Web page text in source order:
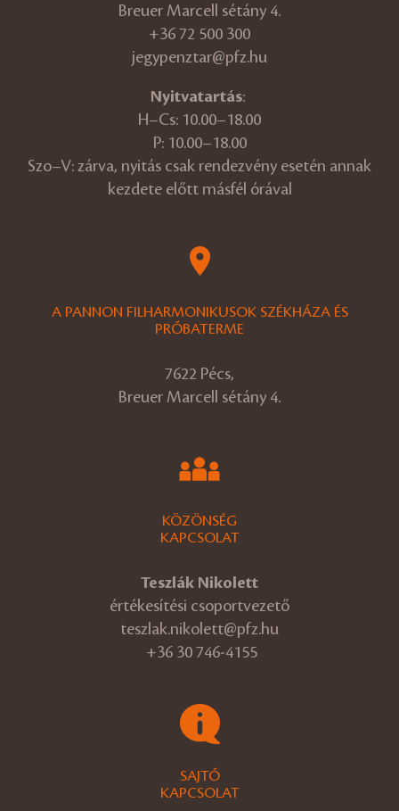
Breuer Marcell sétány 4.
+36 72 500 300
jegypenztar@pfz.hu
Nyitvatartás:
H–Cs: 10.00–18.00
P: 10.00–18.00
Szo–V: zárva, nyitás csak rendezvény esetén annak
kezdete előtt másfél órával
A PANNON FILHARMONIKUSOK SZÉKHÁZA ÉS
PRÓBATERME
7622 Pécs,
Breuer Marcell sétány 4.
KÖZÖNSÉG
KAPCSOLAT
Teszlák Nikolett
értékesítési csoportvezető
teszlak.nikolett@pfz.hu
+36 30 746-4155
SAJTÓ
KAPCSOLAT